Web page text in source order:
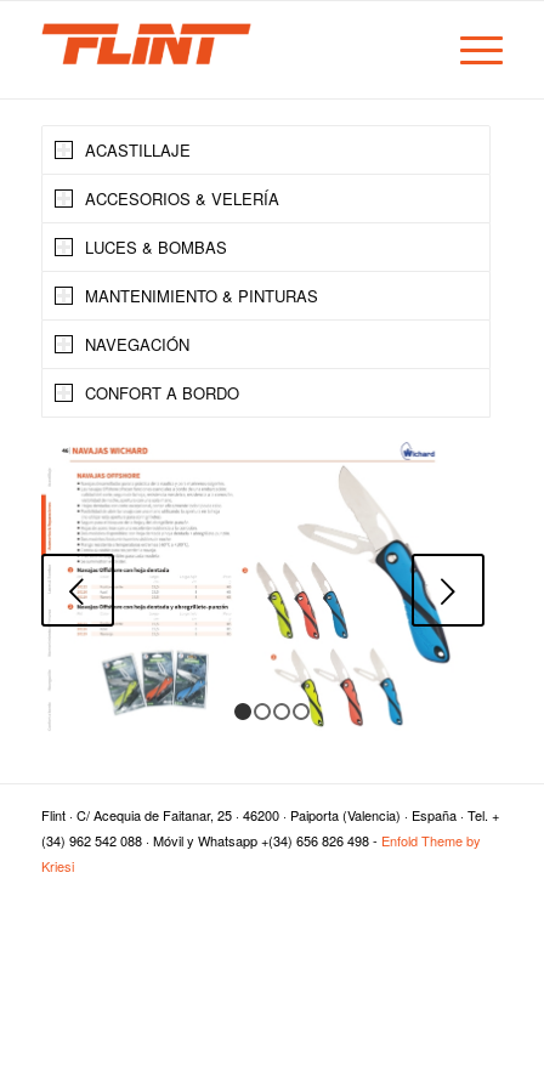
ACASTILLAJE
ACCESORIOS & VELERÍA
LUCES & BOMBAS
MANTENIMIENTO & PINTURAS
NAVEGACIÓN
CONFORT A BORDO
Posterior
2 3
Flint · C/ Acequia de Faitanar, 25 · 46200 · Paiporta (Valencia) · España · Tel. +
(34) 962 542 088 · Móvil y Whatsapp +(34) 656 826 498 - Enfold Theme by
Kriesi